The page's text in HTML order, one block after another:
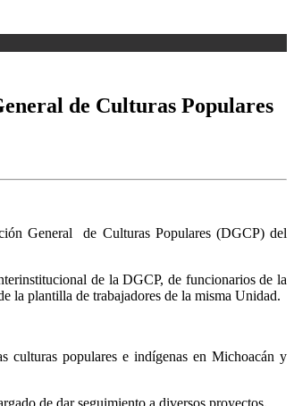
de Culturas Populares
General de Culturas Populares (DGCP) del
de la DGCP, de funcionarios de la
la plantilla de trabajadores de la misma Unidad.
culturas populares e indígenas en Michoacán y
de dar seguimiento a diversos proyectos.